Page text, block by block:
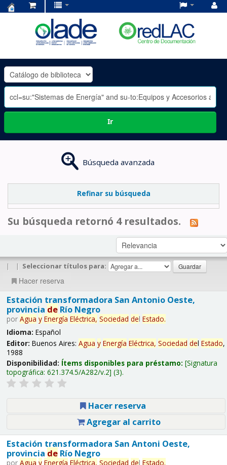
OLADE
-
Ir
Búsqueda avanzada
Refinar su búsqueda
Su búsqueda retornó 4 resultados.
| | Seleccionar títulos para:
Hacer reserva
Estación transformadora San Antonio Oeste,
provincia deRío Negro
por Agua y Energía Eléctrica, Sociedad del Estado.
Idioma: Español
Editor: Buenos Aires: Agua y Energía Eléctrica, Sociedad del Estado,
1988
Disponibilidad: Ítems disponibles para préstamo: Signatura
topográfica: 621.374.5/A282/v.2 (3).
Hacer reserva
Agregar al carrito
Estación transformadora San Antoni Oeste,
provincia deRío Negro
por Agua y Energía Eléctrica, Sociedad del Estado.